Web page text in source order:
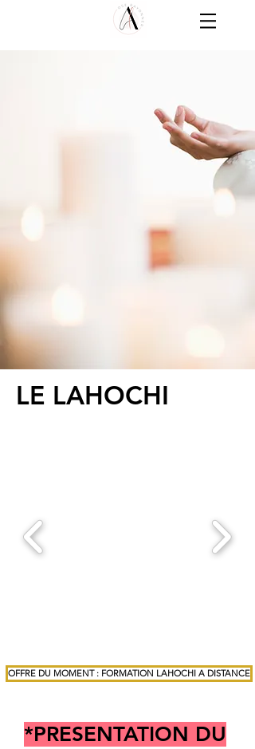
LE LAHOCHI
*PRESENTATION DU
OFFRE DU MOMENT : FORMATION LAHOCHI A DISTANCE